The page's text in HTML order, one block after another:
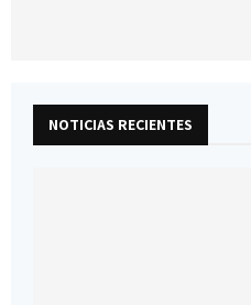
NOTICIAS RECIENTES